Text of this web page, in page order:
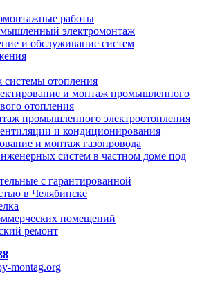
работы
электромонтаж
и обслуживание систем
отопления
и монтаж промышленного
отопления
промышленного электроотопления
и кондиционирования
и монтаж газопровода
систем в частном доме под
с гарантированной
в Челябинске
помещений
ремонт
montag.org